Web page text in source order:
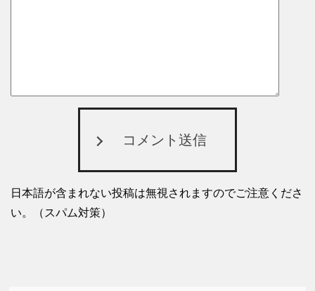
コメント送信
日本語が含まれない投稿は無視されますのでご注意くださ
い。（スパム対策）